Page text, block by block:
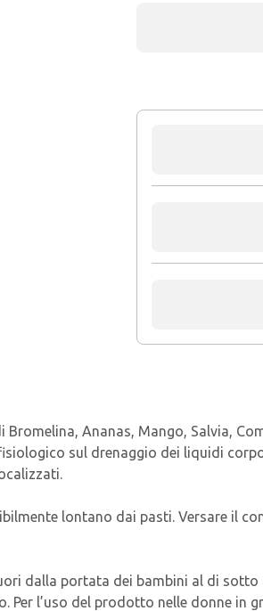
Bromelina, Ananas, Mango, Salvia,
sul drenaggio dei liquidi
lontano dai pasti. Versare il
dalla portata dei bambini al di
l’uso del prodotto nelle donne in